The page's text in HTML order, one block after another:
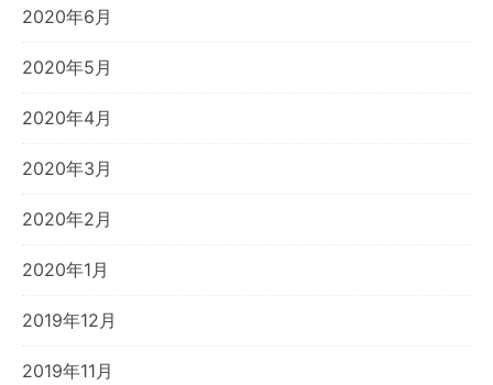
2020年6月
2020年5月
2020年4月
2020年3月
2020年2月
2020年1月
2019年12月
2019年11月